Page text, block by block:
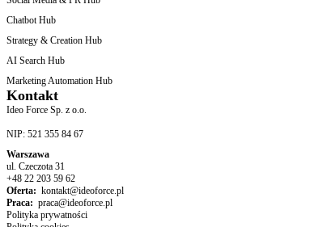
Chatbot Hub
Strategy & Creation Hub
AI Search Hub
Marketing Automation Hub
Kontakt
Ideo Force Sp. z o.o.
NIP: 521 355 84 67
Warszawa
ul. Czeczota 31
+48 22 203 59 62
Oferta: kontakt@ideoforce.pl
Praca: praca@ideoforce.pl
Polityka prywatności